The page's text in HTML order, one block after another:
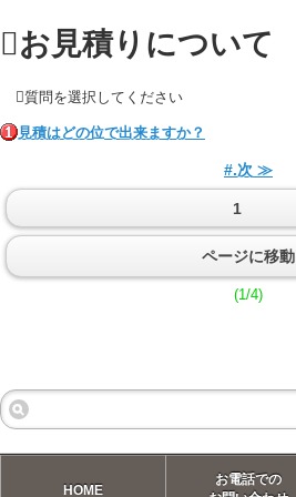
お見積りについて
質問を選択してください
見積はどの位で出来ますか？
#.次 ≫
1
ページに移動
(1/4)
HOME
お電話での